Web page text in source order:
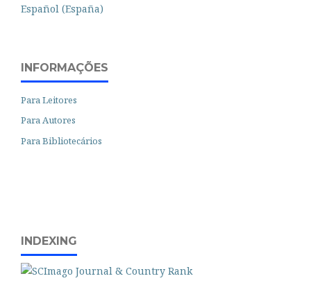
Español (España)
INFORMAÇÕES
Para Leitores
Para Autores
Para Bibliotecários
INDEXING